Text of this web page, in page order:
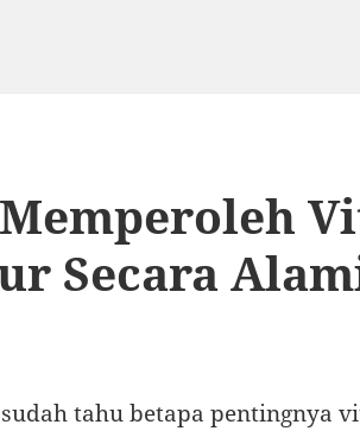
Secara
tahu betapa pentingnya